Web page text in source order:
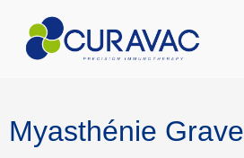
Myasthénie Grave